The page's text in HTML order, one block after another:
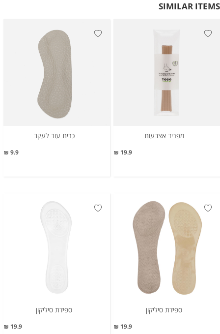
SIMILAR ITEMS
מפריד אצבעות
19.9 ₪
כרית עור לעקב
9.9 ₪
ספידת סיליקון
19.9 ₪
ספידת סיליקון
19.9 ₪